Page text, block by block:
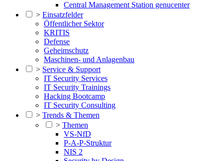
Central Management Station genucenter
> Einsatzfelder
Öffentlicher Sektor
KRITIS
Defense
Geheimschutz
Maschinen- und Anlagenbau
> Service & Support
IT Security Services
IT Security Trainings
Hacking Bootcamp
IT Security Consulting
> Trends & Themen
> Themen
VS-NfD
P-A-P-Struktur
NIS 2